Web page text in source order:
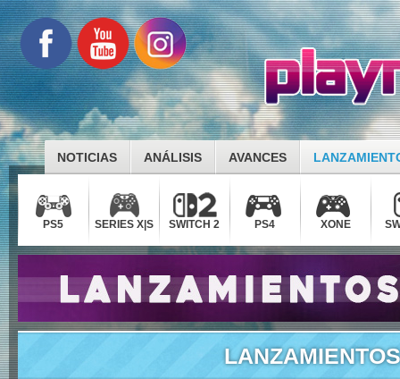
NOTICIAS ANÁLISIS AVANCES
PS5 SERIES X|S SWITCH 2 PS4 XONE
LANZAMIENTOS